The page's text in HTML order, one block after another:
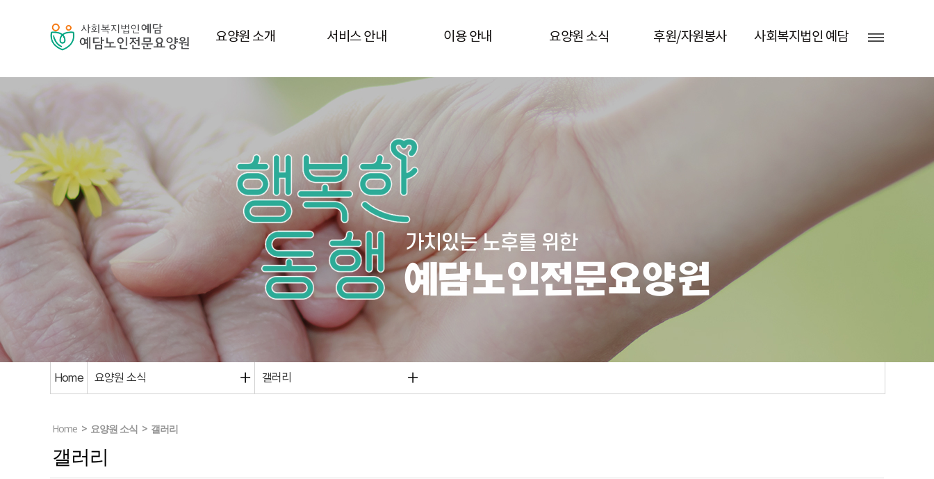
가치있는 노후를 위한
예담노인전문요양원
요양원 소개 서비스 안내 이용 안내 요양원 소식 후원/자원봉사 사회복지법인 예담
Home 요양원 소식 갤러리
Home > 요양원 소식 > 갤러리
갤러리